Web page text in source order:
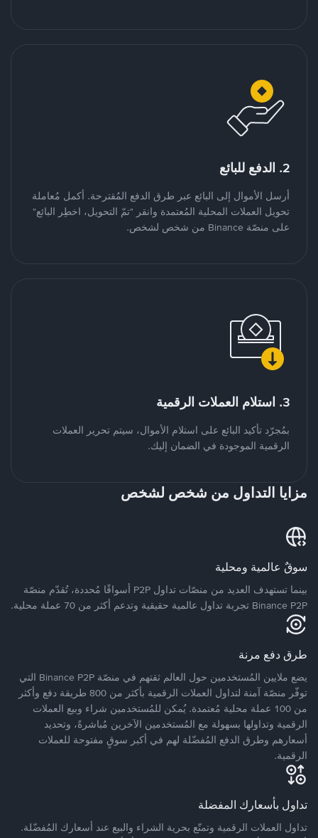
2. الدفع للبائع
أرسل الأموال إلى البائع عبر طرق الدفع المُقترحة. أكمل مُعاملة
تحويل العملات المحلية المُعتمدة وانقر "تمّ التحويل، اخطِر البائع"
على منصّة Binance من شخص لشخص.
3. استلام العملات الرقمية
بمُجرّد تأكيد البائع على استلام الأموال، سيتم تحرير العملات
الرقمية الموجودة في الضمان إليك.
مزايا التداول من شخص لشخص
سوقٌ عالمية ومحلية
بينما تستهدف العديد من منصّات تداول P2P أسواقًا مُحددة، تُقدّم منصّة
Binance P2P تجربة تداول عالمية حقيقية وتدعم أكثر من 70 عملة محلية.
طرق دفع مرنة
يضع ملايين المُستخدمين حول العالم ثقتهم في منصّة Binance P2P التي
توفّر منصّة آمنة لتداول العملات الرقمية بأكثر من 800 طريقة دفع وأكثر
من 100 عملة محلية مُعتمدة. يُمكن للمُستخدمين شراء وبيع العملات
الرقمية وتداولها بسهولة مع المُستخدمين الآخرين مُباشرةً، وتحديد
أسعارهم وطرق الدفع المُفضّلة لهم في أكبر سوقٍ مفتوحة للعملات
الرقمية.
تداول بأسعارك المفضلة
تداول العملات الرقمية وتمتّع بحرية الشراء والبيع عند أسعارك المُفضّلة.